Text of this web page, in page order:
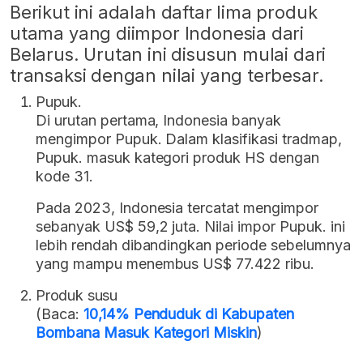
Berikut ini adalah daftar lima produk
utama yang diimpor Indonesia dari
Belarus. Urutan ini disusun mulai dari
transaksi dengan nilai yang terbesar.
Pupuk.
Di urutan pertama, Indonesia banyak
mengimpor Pupuk. Dalam klasifikasi tradmap,
Pupuk. masuk kategori produk HS dengan
kode 31.
Pada 2023, Indonesia tercatat mengimpor
sebanyak US$ 59,2 juta. Nilai impor Pupuk. ini
lebih rendah dibandingkan periode sebelumnya
yang mampu menembus US$ 77.422 ribu.
Produk susu
(Baca: 10,14% Penduduk di Kabupaten
Bombana Masuk Kategori Miskin)